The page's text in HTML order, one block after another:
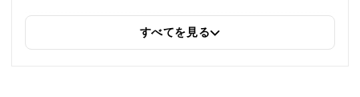
筆者情報を更新しました
すべてを見る